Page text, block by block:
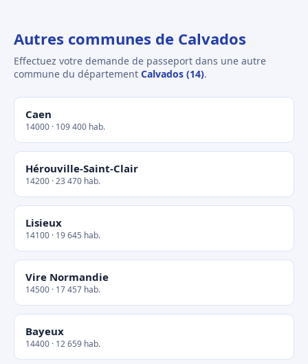
Autres communes de Calvados
Effectuez votre demande de passeport dans une autre
commune du département Calvados (14).
Caen
14000 · 109 400 hab.
Hérouville-Saint-Clair
14200 · 23 470 hab.
Lisieux
14100 · 19 645 hab.
Vire Normandie
14500 · 17 457 hab.
Bayeux
14400 · 12 659 hab.